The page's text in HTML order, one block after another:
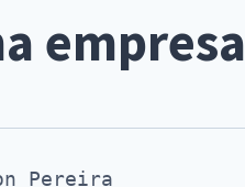
empresa
Pereira